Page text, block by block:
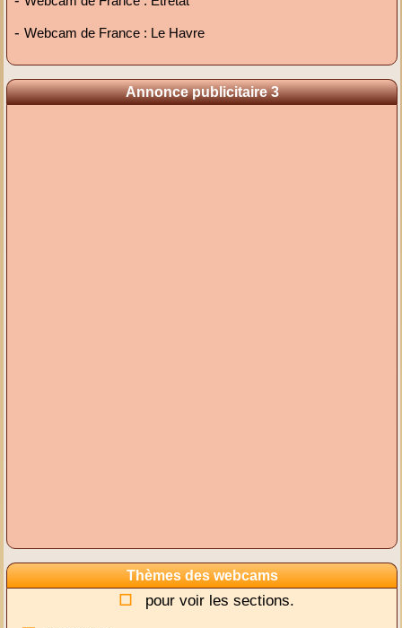
-Webcam de France : Le Havre
Annonce publicitaire 3
Thèmes des webcams
pour voir les sections.